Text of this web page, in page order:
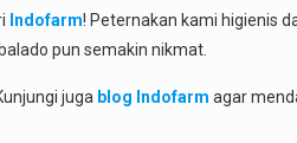
Indofarm! Peternakan kami higienis
pun semakin nikmat.
juga blog Indofarm agar